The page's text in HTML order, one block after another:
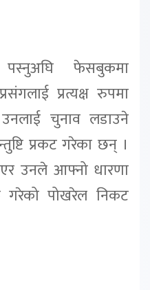
पस्नुअघि फेसबुकमा
प्रत्यक्ष रुपमा
चुनाव लडाउने
प्रकट गरेका छन् ।
उनले आफ्नो धारणा
गरेको पोखरेल निकट